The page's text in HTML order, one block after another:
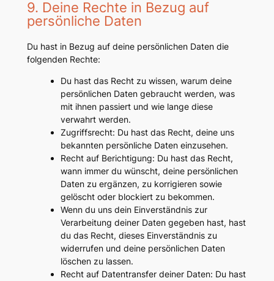
9. Deine Rechte in Bezug auf
persönliche Daten
Du hast in Bezug auf deine persönlichen Daten die
folgenden Rechte:
Du hast das Recht zu wissen, warum deine
persönlichen Daten gebraucht werden, was
mit ihnen passiert und wie lange diese
verwahrt werden.
Zugriffsrecht: Du hast das Recht, deine uns
bekannten persönliche Daten einzusehen.
Recht auf Berichtigung: Du hast das Recht,
wann immer du wünscht, deine persönlichen
Daten zu ergänzen, zu korrigieren sowie
gelöscht oder blockiert zu bekommen.
Wenn du uns dein Einverständnis zur
Verarbeitung deiner Daten gegeben hast, hast
du das Recht, dieses Einverständnis zu
widerrufen und deine persönlichen Daten
löschen zu lassen.
Recht auf Datentransfer deiner Daten: Du hast